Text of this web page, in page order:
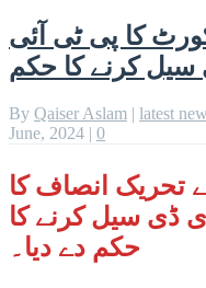
کا پی ٹی آئی
کرنے کا حکم
By Qaiser Aslam | latest
June, 2024 | 0
تحریک انصاف کا
ڈی سیل کرنے کا
حکم دے دیا۔